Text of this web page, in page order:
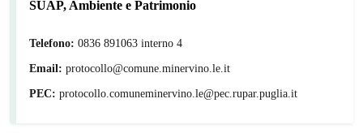
SUAP, Ambiente e Patrimonio
Telefono: 0836 891063 interno 4
Email: protocollo@comune.minervino.le.it
PEC: protocollo.comuneminervino.le@pec.rupar.puglia.it